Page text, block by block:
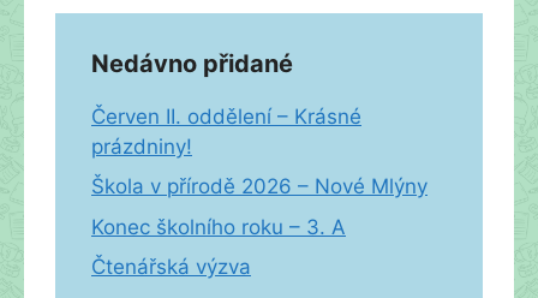
Nedávno přidané
Červen II. oddělení – Krásné
prázdniny!
Škola v přírodě 2026 – Nové Mlýny
Konec školního roku – 3. A
Čtenářská výzva